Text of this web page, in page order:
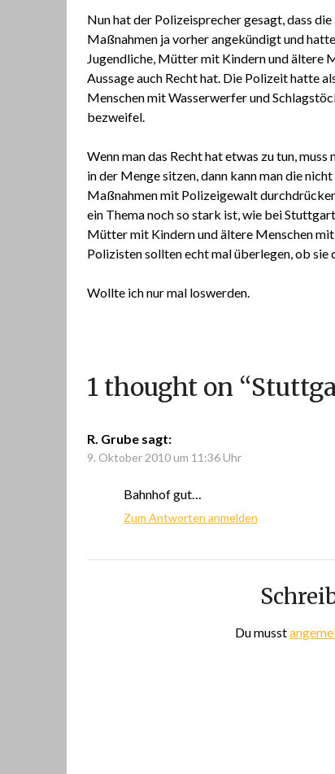
Nun hat der Polizeisprecher gesagt, dass
Maßnahmen ja vorher angekündigt und
Jugendliche, Mütter mit Kindern und ältere
Aussage auch Recht hat. Die Polizeit hatte
Menschen mit Wasserwerfer und
bezweifel.
Wenn man das Recht hat etwas zu tun,
in der Menge sitzen, dann kann man die
Maßnahmen mit Polizeigewalt
ein Thema noch so stark ist, wie bei
Mütter mit Kindern und ältere Menschen
Polizisten sollten echt mal überlegen, ob
Wollte ich nur mal loswerden.
1 thought on “
R. Grube sagt:
9. Oktober 2010 um 11:36 Uhr
Bahnhof gut…
Zum Antworten anmelden
Du musst